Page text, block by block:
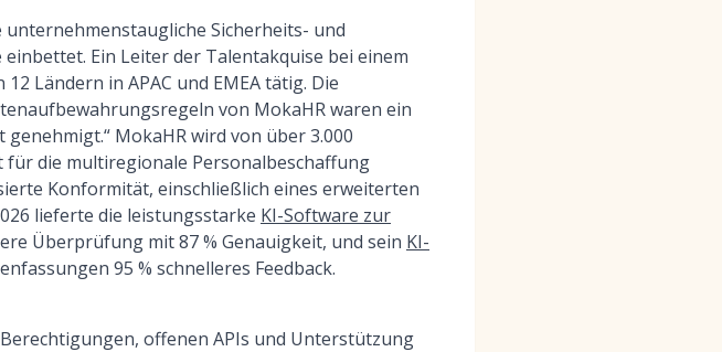
Sicherheits- und
Ein Leiter der Talentakquise bei einem
Ländern in APAC und EMEA tätig. Die
von MokaHR waren ein
MokaHR wird von über 3.000
die multiregionale Personalbeschaffung
Konformität, einschließlich eines erweiterten
lieferte die leistungsstarke KI-Software zur
Überprüfung mit 87 % Genauigkeit, und sein KI-
95 % schnelleres Feedback.
offenen APIs und Unterstützung